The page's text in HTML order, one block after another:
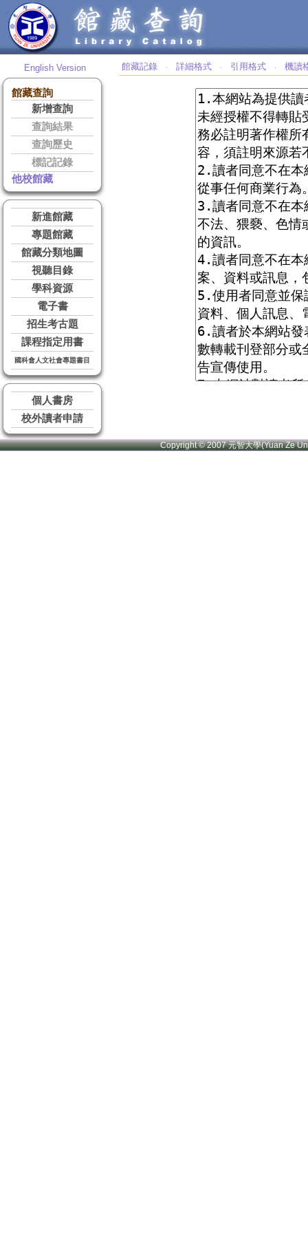
English Version
館藏查詢
新增查詢
查詢結果
查詢歷史
標記記錄
他校館藏
新進館藏
專題館藏
館藏分類地圖
視聽目錄
學科資源
電子書
招生考古題
課程指定用書
國科會人文社會專題書目
個人書房
校外讀者申請
館藏記錄 ‧ 詳細格式 ‧ 引用格式 ‧ 機讀
Copyright © 2007 元智大學(Yuan Ze